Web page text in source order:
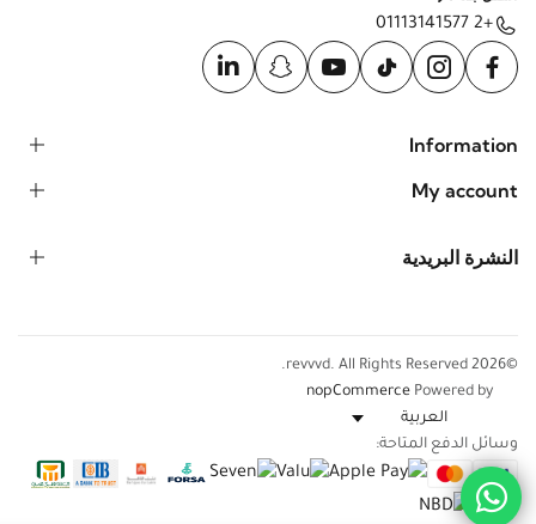
+2 01113141577
Information
My account
النشرة البريدية
©2026 revvvd. All Rights Reserved.
Powered by
nopCommerce
وسائل الدفع المتاحة: